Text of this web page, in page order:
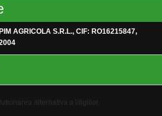
AGRICOLA S.R.L., CIF: RO16215847,